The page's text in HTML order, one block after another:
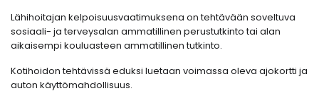
Lähihoitajan kelpoisuusvaatimuksena on tehtävään soveltuva
sosiaali- ja terveysalan ammatillinen perustutkinto tai alan
aikaisempi kouluasteen ammatillinen tutkinto.
Kotihoidon tehtävissä eduksi luetaan voimassa oleva ajokortti ja
auton käyttömahdollisuus.